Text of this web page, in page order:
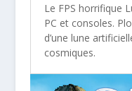
Le FPS horrifique
PC et consoles.
d’une lune
cosmiques.